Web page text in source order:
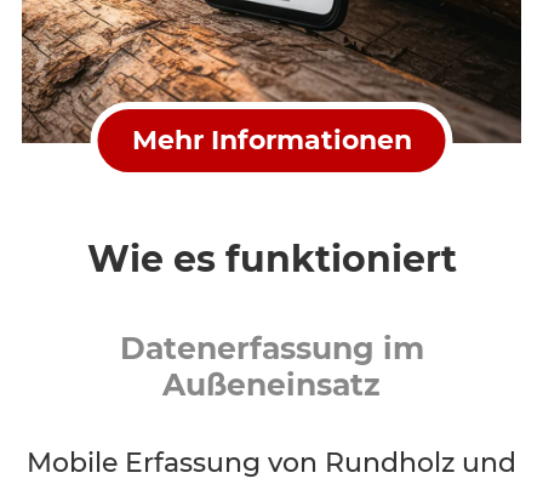
Mehr Informationen
Wie es funktioniert
Datenerfassung im
Außeneinsatz
Mobile Erfassung von Rundholz und